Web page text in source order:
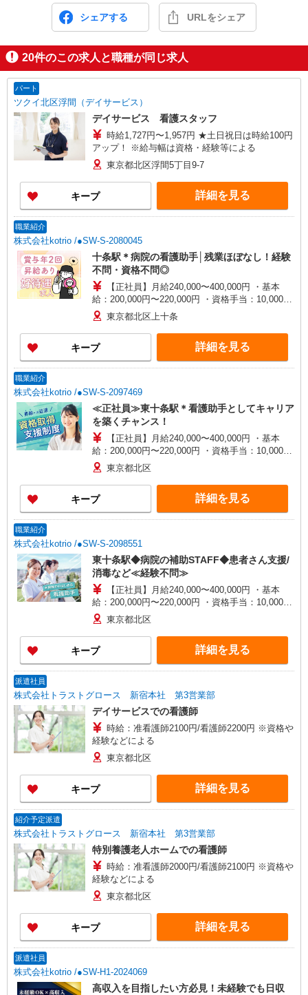
シェアする URLをシェア
20件のこの求人と職種が同じ求人
パート
ツクイ北区浮間（デイサービス）
デイサービス 看護スタッフ
時給1,727円〜1,957円 ★土日祝日は時給100円
アップ！ ※給与幅は資格・経験等による
東京都北区浮間5丁目9-7
キープ 詳細を見る
職業紹介
株式会社kotrio /●SW-S-2080045
十条駅＊病院の看護助手│残業ほぼなし！経験
不問・資格不問◎
【正社員】月給240,000〜400,000円 ・基本
給：200,000円〜220,000円 ・資格手当：10,000〜
30,000円 ・役職手当：10,000〜70,000円 ・処遇改
善手当：20,000〜60,000円（勤続年数、保有資格
により変動） ・固定残業手当：20,000円（10時
間） ※固定残業時間を超過する場合には超過勤務
手当として別途支給 ・夜勤手当：10,000円/1回
歓迎 ・認知症介護基礎研修 ・初任者研修 ・実務
者研修 ・介護福祉士 など
東京都北区上十条
キープ 詳細を見る
職業紹介
株式会社kotrio /●SW-S-2097469
≪正社員≫東十条駅＊看護助手としてキャリア
を築くチャンス！
【正社員】月給240,000〜400,000円 ・基本
給：200,000円〜220,000円 ・資格手当：10,000〜
30,000円 ・役職手当：10,000〜70,000円 ・処遇改
善手当：20,000〜60,000円（勤続年数、保有資格
により変動） ・固定残業手当：20,000円（10時
間） ※固定残業時間を超過する場合には超過勤務
手当として別途支給 ・夜勤手当：10,000円/1回
歓迎 ・認知症介護基礎研修 ・初任者研修 ・実務
者研修 ・介護福祉士 など
東京都北区
キープ 詳細を見る
職業紹介
株式会社kotrio /●SW-S-2098551
東十条駅◆病院の補助STAFF◆患者さん支援/
消毒など≪経験不問≫
【正社員】月給240,000〜400,000円 ・基本
給：200,000円〜220,000円 ・資格手当：10,000〜
30,000円 ・役職手当：10,000〜70,000円 ・処遇改
善手当：20,000〜60,000円（勤続年数、保有資格
により変動） ・固定残業手当：20,000円（10時
間） ※固定残業時間を超過する場合には超過勤務
手当として別途支給 ・夜勤手当：10,000円/1回
歓迎 ・認知症介護基礎研修 ・初任者研修 ・実務
者研修 ・介護福祉士 など
東京都北区
キープ 詳細を見る
派遣社員
株式会社トラストグロース 新宿本社 第3営業部
デイサービスでの看護師
時給：准看護師2100円/看護師2200円 ※資格や
経験などによる
東京都北区
キープ 詳細を見る
紹介予定派遣
株式会社トラストグロース 新宿本社 第3営業部
特別養護老人ホームでの看護師
時給：准看護師2000円/看護師2100円 ※資格や
経験などによる
東京都北区
キープ 詳細を見る
派遣社員
株式会社kotrio /●SW-H1-2024069
高収入を目指したい方必見！未経験でも日収